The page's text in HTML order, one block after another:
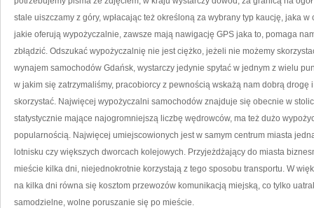
stale uiszczamy z góry, wpłacając też określoną za wybrany typ kaucję, jaka
jakie oferują wypożyczalnie, zawsze mają nawigację GPS jaka to, pomaga
zbłądzić. Odszukać wypożyczalnię nie jest ciężko, jeżeli nie możemy
wynajem samochodów Gdańsk, wystarczy jedynie spytać w jednym z wielu
w jakim się zatrzymaliśmy, pracobiorcy z pewnością wskażą nam dobrą drogę
skorzystać. Najwięcej wypożyczalni samochodów znajduje się obecnie w
statystycznie mające najogromniejszą liczbę wędrowców, ma też dużo
popularnością. Najwięcej umiejscowionych jest w samym centrum miasta
lotnisku czy większych dworcach kolejowych. Przyjeżdżający do miasta
mieście kilka dni, niejednokrotnie korzystają z tego sposobu transportu. W
na kilka dni równa się kosztom przewozów komunikacją miejską, co tylko
samodzielne, wolne poruszanie się po mieście.